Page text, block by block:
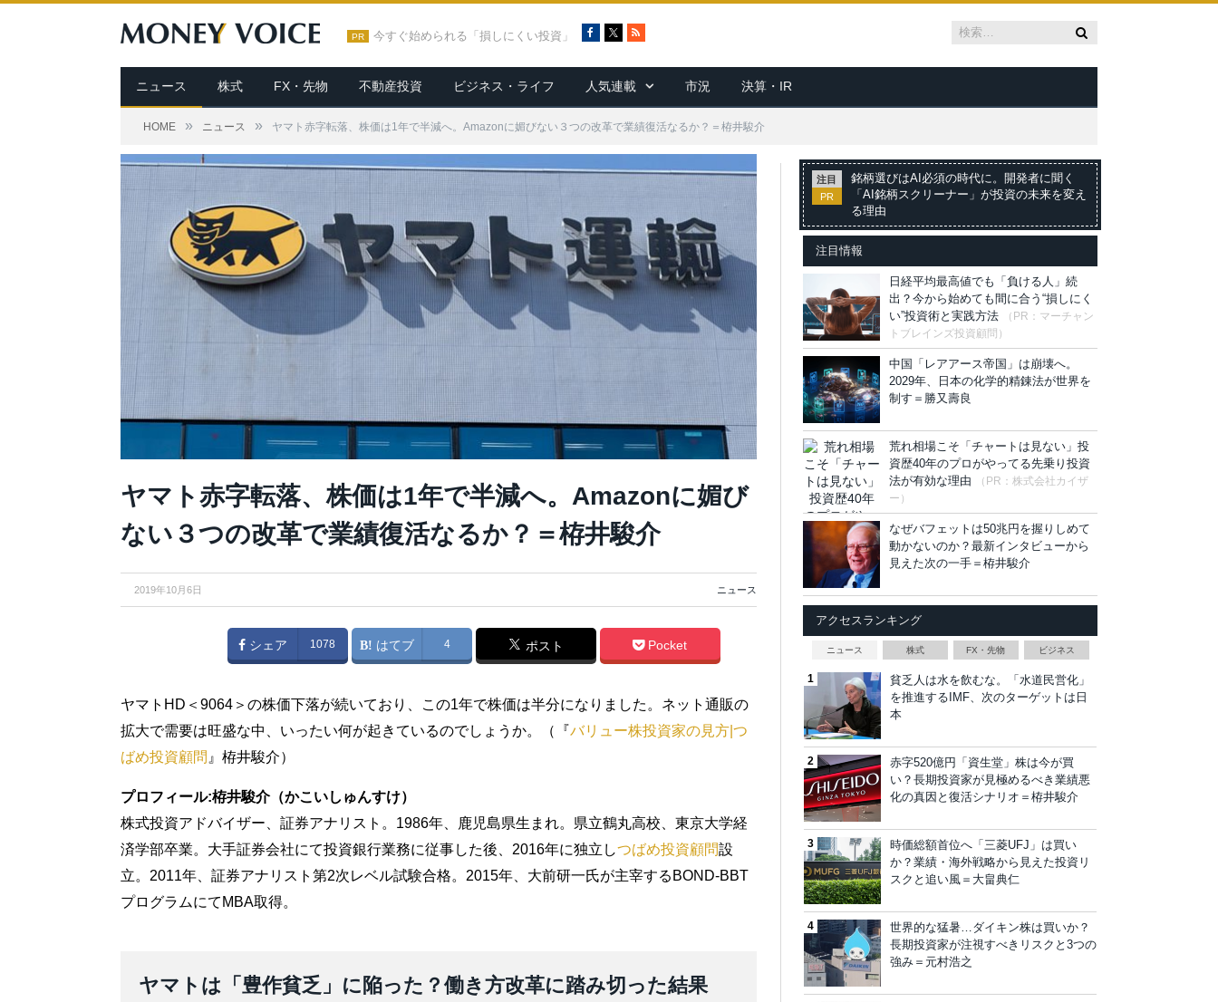
PR 今すぐ始められる「損しにくい投資」
c
e
b
o
R
S
ニュース 株式 FX・先物 不動産投資 ビジネス・ライフ 人気連載 市況 決算・IR
HOME » ニュース » ヤマト赤字転落、株価は1年で半減へ。Amazonに媚びない３つの改革で業績復活なるか？＝栫井駿介
ヤマト赤字転落、株価は1年で半減へ。Amazonに媚び
ない３つの改革で業績復活なるか？＝栫井駿介
2019年10月6日 ニュース
シェア 1078 はてブ 4 ポスト Pocket
ヤマトHD＜9064＞の株価下落が続いており、この1年で株価は半分になりました。ネット通販の
拡大で需要は旺盛な中、いったい何が起きているのでしょうか。（『バリュー株投資家の見方|つ
ばめ投資顧問 』栫井駿介）
プロフィール:栫井駿介（かこいしゅんすけ）
株式投資アドバイザー、証券アナリスト。1986年、鹿児島県生まれ。県立鶴丸高校、東京大学経
済学部卒業。大手証券会社にて投資銀行業務に従事した後、2016年に独立しつばめ投資顧問設
立。2011年、証券アナリスト第2次レベル試験合格。2015年、大前研一氏が主宰するBOND-BBT
プログラムにてMBA取得。
ヤマトは「豊作貧乏」に陥った？働き方改革に踏み切った結果
注目
PR
銘柄選びはAI必須の時代に。開発者に聞く
「AI銘柄スクリーナー」が投資の未来を変え
る理由
注目情報
日経平均最高値でも「負ける人」続
出？今から始めても間に合う“損しにく
い”投資術と実践方法
（PR：マーチャン
トブレインズ投資顧問）
中国「レアアース帝国」は崩壊へ。
2029年、日本の化学的精錬法が世界を
制す＝勝又壽良
荒れ相場こそ「チャートは見ない」投
資歴40年のプロがやってる先乗り投資
法が有効な理由
（PR：株式会社カイザ
ー）
なぜバフェットは50兆円を握りしめて
動かないのか？最新インタビューから
見えた次の一手＝栫井駿介
アクセスランキング
ニュース 株式 FX・先物 ビジネス
貧乏人は水を飲むな。「水道民営化」
を推進するIMF、次のターゲットは日
本
赤字520億円「資生堂」株は今が買
い？長期投資家が見極めるべき業績悪
化の真因と復活シナリオ＝栫井駿介
時価総額首位へ「三菱UFJ」は買い
か？業績・海外戦略から見えた投資リ
スクと追い風＝大畠典仁
世界的な猛暑…ダイキン株は買いか？
長期投資家が注視すべきリスクと3つの
強み＝元村浩之